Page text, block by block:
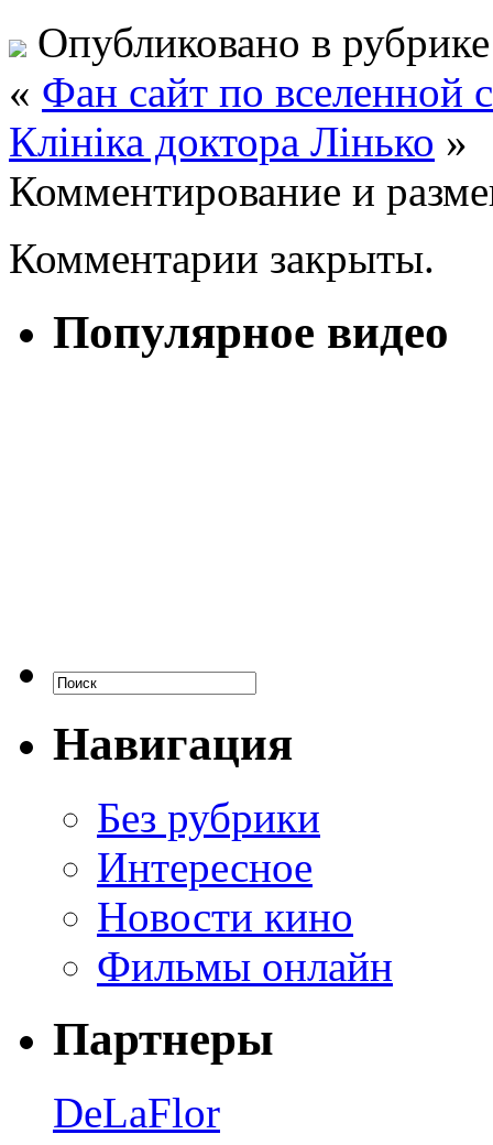
Опубликовано в
« Фан сайт по вселенной
Клініка доктора Лінько »
Комментирование и
Комментарии закрыты.
Популярное видео
Навигация
Без рубрики
Интересное
Новости кино
Фильмы онлайн
Партнеры
DeLaFlor